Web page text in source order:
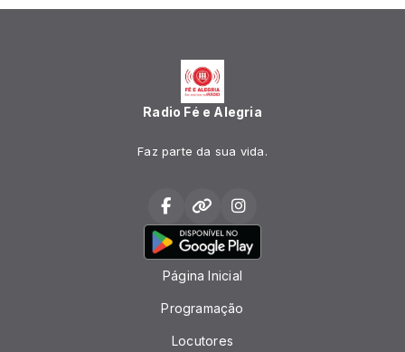
Radio Fé e Alegria
Faz parte da sua vida.
Página Inicial
Programação
Locutores